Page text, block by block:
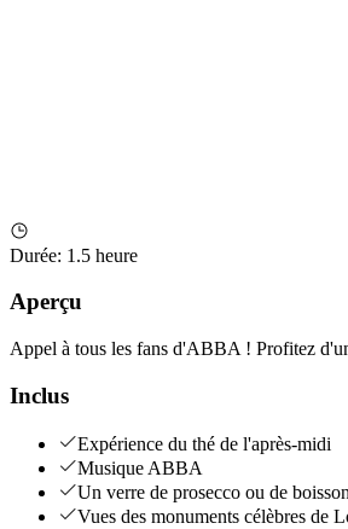
Durée: 1.5 heure
Aperçu
Appel à tous les fans d'ABBA ! Profitez
Inclus
Expérience du thé de l'après-midi
Musique ABBA
Un verre de prosecco ou de
Vues des monuments célèbres de